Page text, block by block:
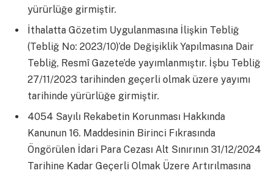
yürürlüğe girmiştir.
İthalatta Gözetim Uygulanmasına İlişkin Tebliğ
(Tebliğ No: 2023/10)’de Değişiklik Yapılmasına Dair
Tebliğ, Resmî Gazete’de yayımlanmıştır. İşbu Tebliğ
27/11/2023 tarihinden geçerli olmak üzere yayımı
tarihinde yürürlüğe girmiştir.
4054 Sayılı Rekabetin Korunması Hakkında
Kanunun 16. Maddesinin Birinci Fıkrasında
Öngörülen İdari Para Cezası Alt Sınırının 31/12/2024
Tarihine Kadar Geçerli Olmak Üzere Artırılmasına